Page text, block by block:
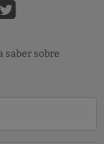
saber sobre